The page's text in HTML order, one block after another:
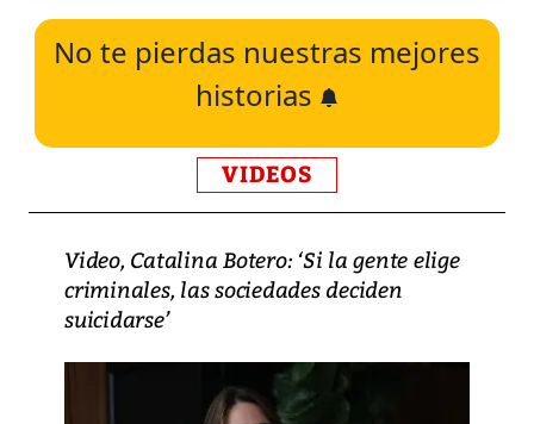
No te pierdas nuestras mejores
historias
VIDEOS
Video, Catalina Botero: ‘Si la gente elige
criminales, las sociedades deciden
suicidarse’